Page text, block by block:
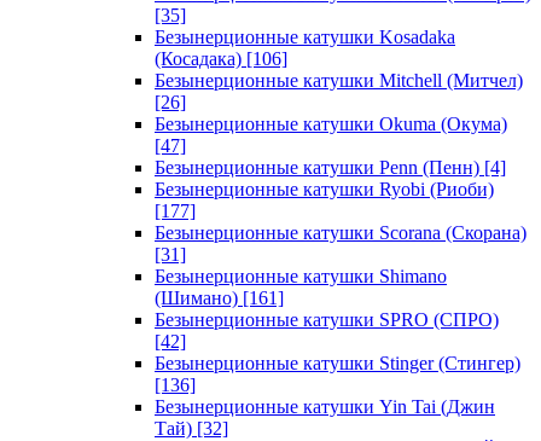
[35]
Безынерционные катушки Kosadaka
(Косадака) [106]
Безынерционные катушки Mitchell (Митчел)
[26]
Безынерционные катушки Okuma (Окума)
[47]
Безынерционные катушки Penn (Пенн) [4]
Безынерционные катушки Ryobi (Риоби)
[177]
Безынерционные катушки Scorana (Скорана)
[31]
Безынерционные катушки Shimano
(Шимано) [161]
Безынерционные катушки SPRO (СПРО)
[42]
Безынерционные катушки Stinger (Стингер)
[136]
Безынерционные катушки Yin Tai (Джин
Тай) [32]